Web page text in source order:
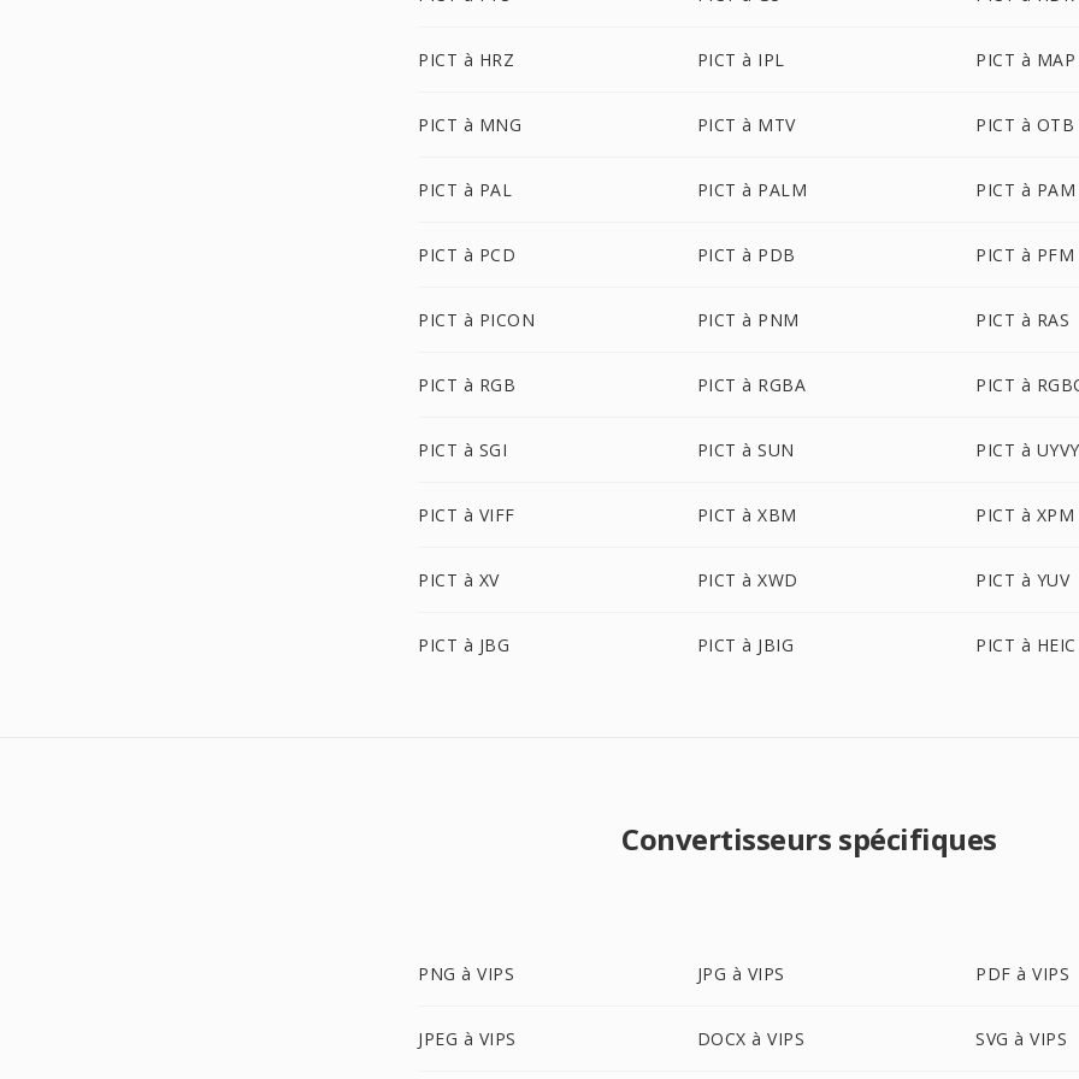
PICT à HRZ PICT à IPL PICT à MAP
PICT à MNG PICT à MTV PICT à OTB
PICT à PAL PICT à PALM PICT à PAM
PICT à PCD PICT à PDB PICT à PFM
PICT à PICON PICT à PNM PICT à RAS
PICT à RGB PICT à RGBA PICT à
PICT à SGI PICT à SUN PICT à UYVY
PICT à VIFF PICT à XBM PICT à XPM
PICT à XV PICT à XWD PICT à YUV
PICT à JBG PICT à JBIG PICT à HEIC
Convertisseurs spécifiques
PNG à VIPS JPG à VIPS PDF à VIPS
JPEG à VIPS DOCX à VIPS SVG à VIPS